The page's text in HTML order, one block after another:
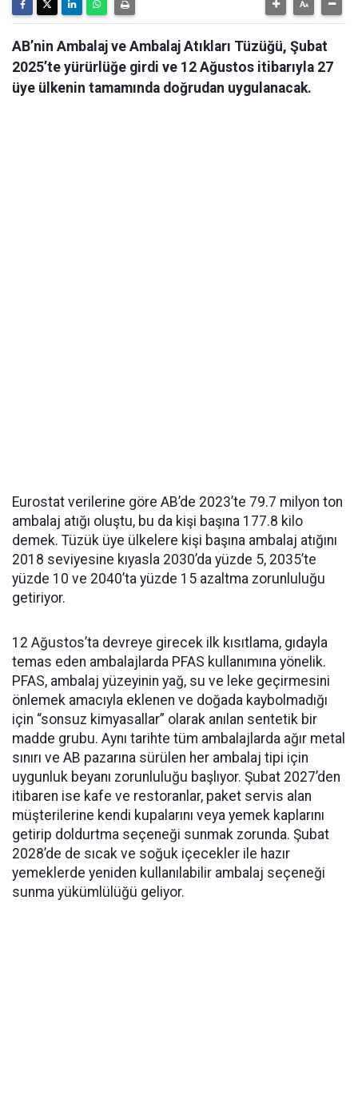
AB’nin Ambalaj ve Ambalaj Atıkları Tüzüğü, Şubat
2025’te yürürlüğe girdi ve 12 Ağustos itibarıyla 27
üye ülkenin tamamında doğrudan uygulanacak.
Eurostat verilerine göre AB’de 2023’te 79.7 milyon ton
ambalaj atığı oluştu, bu da kişi başına 177.8 kilo
demek. Tüzük üye ülkelere kişi başına ambalaj atığını
2018 seviyesine kıyasla 2030’da yüzde 5, 2035’te
yüzde 10 ve 2040’ta yüzde 15 azaltma zorunluluğu
getiriyor.
12 Ağustos’ta devreye girecek ilk kısıtlama, gıdayla
temas eden ambalajlarda PFAS kullanımına yönelik.
PFAS, ambalaj yüzeyinin yağ, su ve leke geçirmesini
önlemek amacıyla eklenen ve doğada kaybolmadığı
için “sonsuz kimyasallar” olarak anılan sentetik bir
madde grubu. Aynı tarihte tüm ambalajlarda ağır metal
sınırı ve AB pazarına sürülen her ambalaj tipi için
uygunluk beyanı zorunluluğu başlıyor. Şubat 2027’den
itibaren ise kafe ve restoranlar, paket servis alan
müşterilerine kendi kupalarını veya yemek kaplarını
getirip doldurtma seçeneği sunmak zorunda. Şubat
2028’de de sıcak ve soğuk içecekler ile hazır
yemeklerde yeniden kullanılabilir ambalaj seçeneği
sunma yükümlülüğü geliyor.